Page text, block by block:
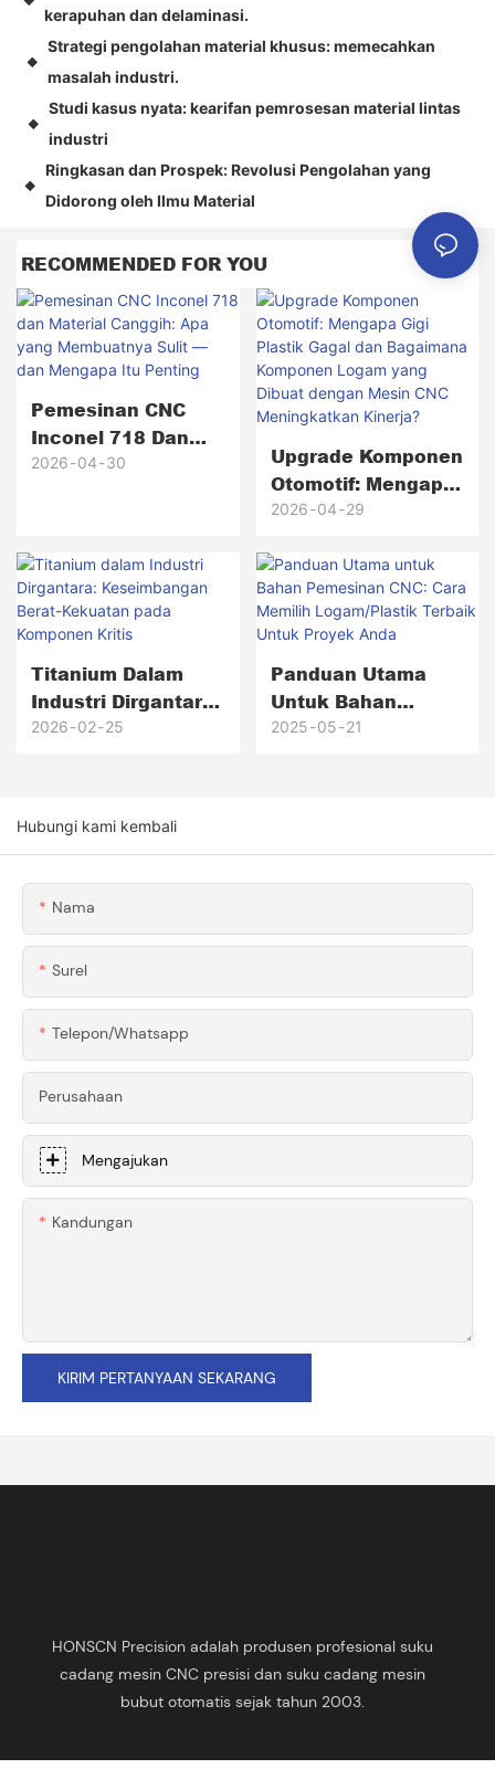
kerapuhan dan delaminasi.
◆
Strategi pengolahan material khusus: memecahkan
masalah industri.
◆
Studi kasus nyata: kearifan pemrosesan material lintas
industri
◆
Ringkasan dan Prospek: Revolusi Pengolahan yang
Didorong oleh Ilmu Material
RECOMMENDED FOR YOU
Pemesinan CNC
Inconel 718 Dan
Material Canggih:
Penting
2026 04 30
Upgrade Komponen
Otomotif: Mengapa
Gigi Plastik Gagal
Komponen Logam
Yang Dibuat
Dengan Mesin CNC
Meningkatkan
Kinerja?
2026 04 29
Titanium Dalam
Industri Dirgantara:
Keseimbangan
2026 02 25
Panduan Utama
Untuk Bahan
Pemesinan CNC:
2025 05 21
Hubungi kami kembali
Nama
Surel
Telepon/whatsapp
Perusahaan
Mengajukan
Kandungan
KIRIM PERTANYAAN SEKARANG
HONSCN Precision adalah produsen profesional suku
cadang mesin CNC presisi dan suku cadang mesin
bubut otomatis sejak tahun 2003.